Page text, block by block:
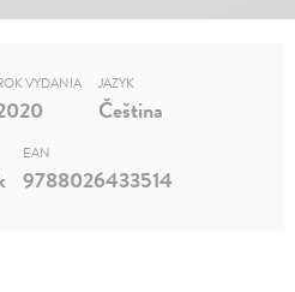
VYDANIA JAZYK
Čeština
EAN
9788026433514